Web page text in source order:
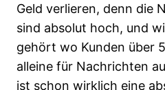
Geld verlieren, denn die
sind absolut hoch, und
gehört wo Kunden über
alleine für Nachrichten
ist schon wirklich eine